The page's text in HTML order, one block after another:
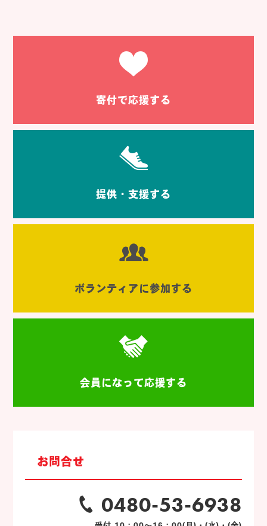
寄付で応援する
提供・支援する
ボランティアに参加する
会員になって応援する
お問合せ
0480-53-6938